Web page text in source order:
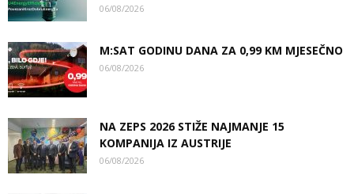
06/08/2026
M:SAT GODINU DANA ZA 0,99 KM MJESEČNO
06/08/2026
NA ZEPS 2026 STIŽE NAJMANJE 15
KOMPANIJA IZ AUSTRIJE
06/08/2026